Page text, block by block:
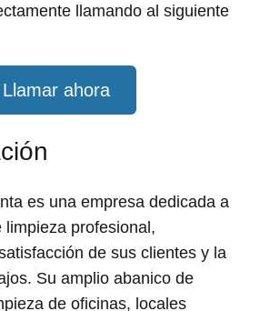
llamando al siguiente
Llamar ahora
es una empresa dedicada a
profesional,
de sus clientes y la
Su amplio abanico de
de oficinas, locales